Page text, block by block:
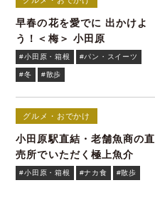
早春の花を愛でに 出かけよ
う！＜梅＞ 小田原
#小田原・箱根 #パン・スイーツ
#冬 #散歩
グルメ・おでかけ
小田原駅直結・老舗魚商の直
売所でいただく極上魚介
#小田原・箱根 #ナカ食 #散歩